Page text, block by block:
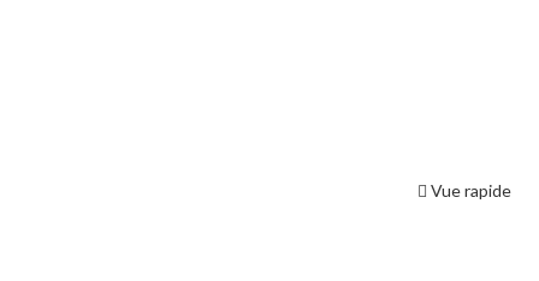
Vue rapide